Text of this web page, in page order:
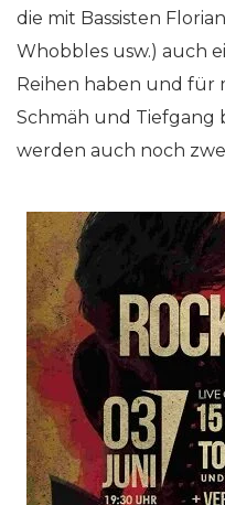
die mit Bassisten
Whobbles usw.) auch
Reihen haben und für
Schmäh und Tiefgang
werden auch noch